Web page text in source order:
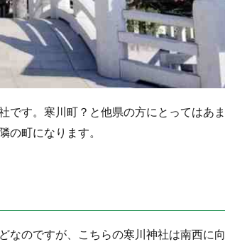
です。寒川町？と他県の方にとってはあま
の町になります。
なのですが、こちらの寒川神社は南西に向